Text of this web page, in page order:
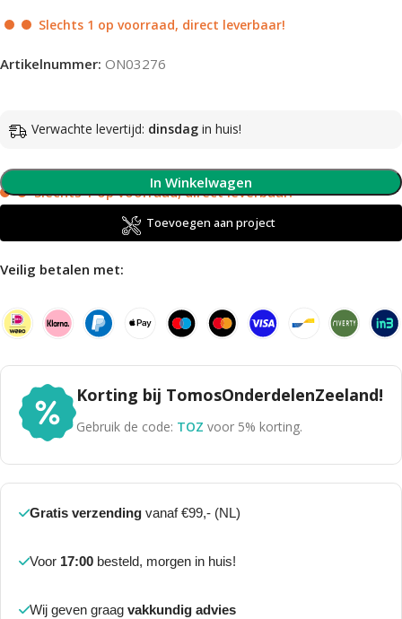
Slechts 1 op voorraad, direct leverbaar!
Artikelnummer: ON03276
Verwachte levertijd: dinsdag in huis!
Slechts 1 op voorraad, direct leverbaar!
In Winkelwagen
Toevoegen aan project
Veilig betalen met:
Korting bij TomosOnderdelenZeeland!
Gebruik de code: TOZ voor 5% korting.
Gratis verzending vanaf €99,- (NL)
Voor 17:00 besteld, morgen in huis!
Wij geven graag vakkundig advies